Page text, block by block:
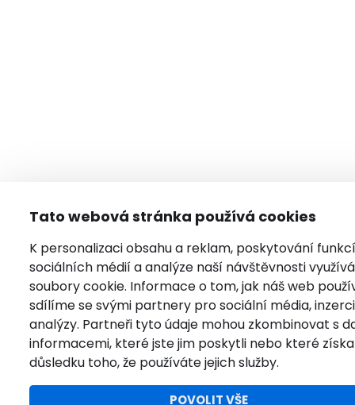
Tato webová stránka používá cookies
K personalizaci obsahu a reklam, poskytování funkcí
sociálních médií a analýze naší návštěvnosti
soubory cookie. Informace o tom, jak náš web
sdílíme se svými partnery pro sociální média,
analýzy. Partneři tyto údaje mohou zkombinovat s
informacemi, které jste jim poskytli nebo které
důsledku toho, že používáte jejich služby.
POVOLIT VŠE